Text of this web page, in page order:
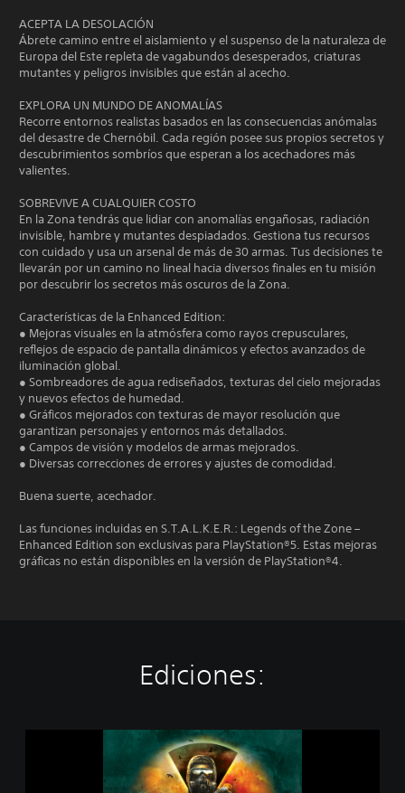
ACEPTA LA DESOLACIÓN
Ábrete camino entre el aislamiento y el suspenso de la naturaleza de
Europa del Este repleta de vagabundos desesperados, criaturas
mutantes y peligros invisibles que están al acecho.
EXPLORA UN MUNDO DE ANOMALÍAS
Recorre entornos realistas basados en las consecuencias anómalas
del desastre de Chernóbil. Cada región posee sus propios secretos y
descubrimientos sombríos que esperan a los acechadores más
valientes.
SOBREVIVE A CUALQUIER COSTO
En la Zona tendrás que lidiar con anomalías engañosas, radiación
invisible, hambre y mutantes despiadados. Gestiona tus recursos
con cuidado y usa un arsenal de más de 30 armas. Tus decisiones te
llevarán por un camino no lineal hacia diversos finales en tu misión
por descubrir los secretos más oscuros de la Zona.
Características de la Enhanced Edition:
● Mejoras visuales en la atmósfera como rayos crepusculares,
reflejos de espacio de pantalla dinámicos y efectos avanzados de
iluminación global.
● Sombreadores de agua rediseñados, texturas del cielo mejoradas
y nuevos efectos de humedad.
● Gráficos mejorados con texturas de mayor resolución que
garantizan personajes y entornos más detallados.
● Campos de visión y modelos de armas mejorados.
● Diversas correcciones de errores y ajustes de comodidad.
Buena suerte, acechador.
Las funciones incluidas en S.T.A.L.K.E.R.: Legends of the Zone –
Enhanced Edition son exclusivas para PlayStation®5. Estas mejoras
gráficas no están disponibles en la versión de PlayStation®4.
Ediciones: